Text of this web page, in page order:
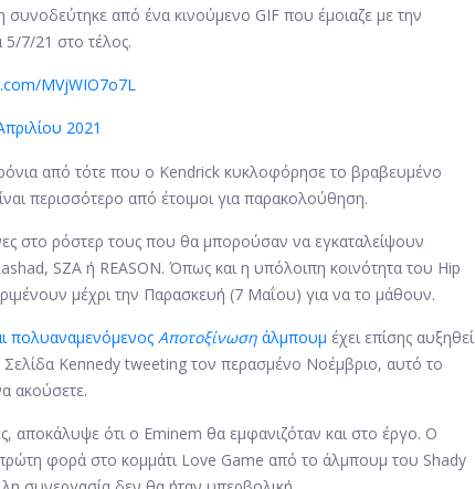
από ένα κινούμενο GIF που έμοιαζε με την
5/7/21 στο τέλος.
MVjWIO7o7L
2021
από τότε που ο Kendrick κυκλοφόρησε το βραβευμένο
περισσότερο από έτοιμοι για παρακολούθηση.
στο ρόστερ τους που θα μπορούσαν να εγκαταλείψουν
SZA ή REASON. Όπως και η υπόλοιπη κοινότητα του Hip
μέχρι την Παρασκευή (7 Μαΐου) για να το μάθουν.
πολυαναμενόμενος Αποτοξίνωση άλμπουμ έχει επίσης αυξηθεί
Σελίδα Kennedy tweeting τον περασμένο Νοέμβριο, αυτό το
ακούσετε.
αποκάλυψε ότι ο Eminem θα εμφανιζόταν και στο έργο. Ο
φορά στο κομμάτι Love Game από το άλμπουμ του Shady